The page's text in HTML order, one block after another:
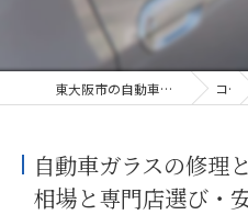
東大阪市の自動車ガラス専門店・株式会社水野ガラス コラム
自動車ガラスの修理
相場と専門店選び・